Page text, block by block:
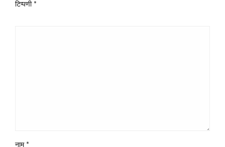
टिप्पणी *
नाम *